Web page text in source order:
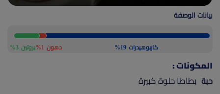
بيانات الوصفة
كاربوهيدرات 19% دهون 1% بروتين 3%
المكونات :
حبة بطاطا حلوة كبيرة